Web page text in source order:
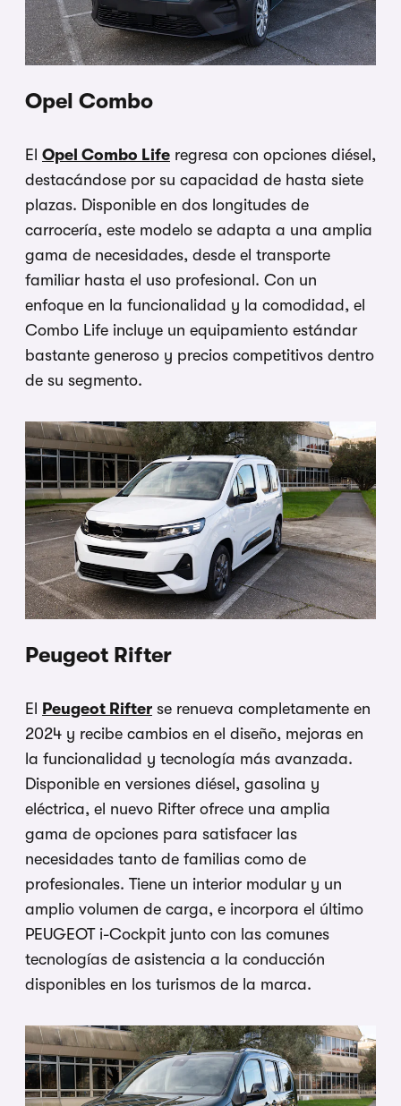
Opel Combo
El Opel Combo Life regresa con opciones diésel,
destacándose por su capacidad de hasta siete
plazas. Disponible en dos longitudes de
carrocería, este modelo se adapta a una amplia
gama de necesidades, desde el transporte
familiar hasta el uso profesional. Con un
enfoque en la funcionalidad y la comodidad, el
Combo Life incluye un equipamiento estándar
bastante generoso y precios competitivos dentro
de su segmento.
Peugeot Rifter
El Peugeot Rifter se renueva completamente en
2024 y recibe cambios en el diseño, mejoras en
la funcionalidad y tecnología más avanzada.
Disponible en versiones diésel, gasolina y
eléctrica, el nuevo Rifter ofrece una amplia
gama de opciones para satisfacer las
necesidades tanto de familias como de
profesionales. Tiene un interior modular y un
amplio volumen de carga, e incorpora el último
PEUGEOT i-Cockpit junto con las comunes
tecnologías de asistencia a la conducción
disponibles en los turismos de la marca.